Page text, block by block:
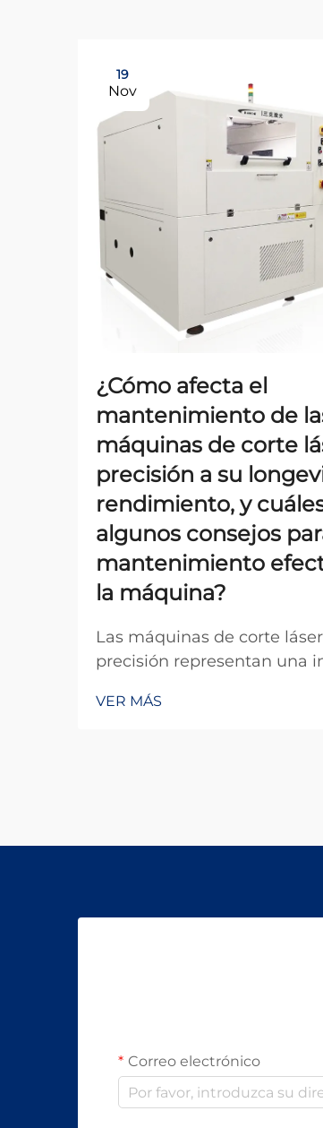
19
Nov
¿Cómo afecta el
mantenimiento de
máquinas de corte
precisión a su
rendimiento, y
algunos consejos
mantenimiento
la máquina?
Las máquinas de corte
precisión representan una
manufactureras, y su
VER MÁS
Correo electrónico